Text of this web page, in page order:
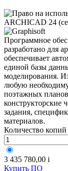
Программное
разработано для
обеспечивает
единой базы
моделирования.
любую
поэтажных
конструкторские
задания,
материалов.
Количество копий
3 435 780,00 i
Купить ПО